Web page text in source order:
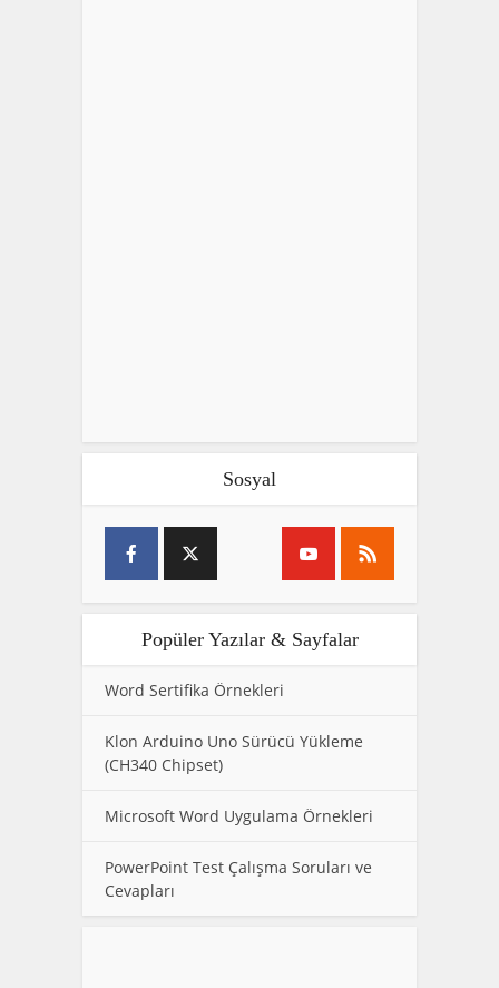
Sosyal
Popüler Yazılar & Sayfalar
Word Sertifika Örnekleri
Klon Arduino Uno Sürücü Yükleme
(CH340 Chipset)
Microsoft Word Uygulama Örnekleri
PowerPoint Test Çalışma Soruları ve
Cevapları